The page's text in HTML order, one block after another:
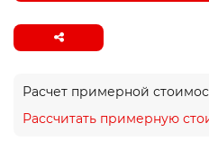
Расчет примерной
Рассчитать примерную